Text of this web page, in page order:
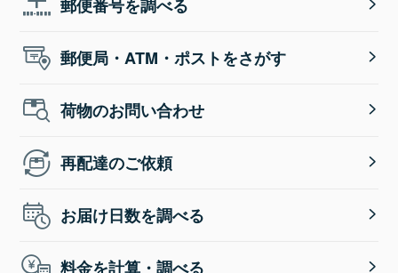
郵便番号を調べる
郵便局・ATM・ポストをさがす
荷物のお問い合わせ
再配達のご依頼
お届け日数を調べる
料金を計算・調べる